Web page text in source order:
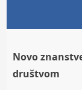
Novo
društvom